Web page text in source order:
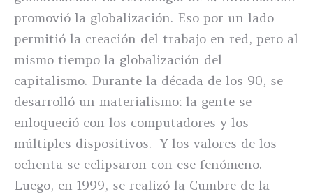
promovió la globalización. Eso por un lado
permitió la creación del trabajo en red, pero al
mismo tiempo la globalización del
capitalismo. Durante la década de los 90, se
desarrolló un materialismo: la gente se
enloqueció con los computadores y los
múltiples dispositivos. Y los valores de los
ochenta se eclipsaron con ese fenómeno.
Luego, en 1999, se realizó la Cumbre de la